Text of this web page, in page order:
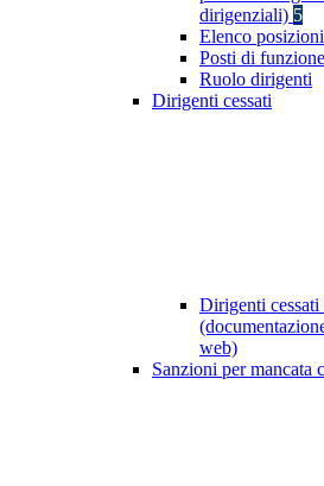
dirigenziali) 5
Elenco
Posti di
Ruolo dirigenti
Dirigenti cessati
Dirigenti
web)
Sanzioni per mancata